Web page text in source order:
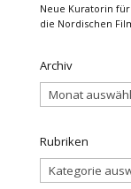
Neue Kuratorin
die Nordischen
Archiv
Archiv
Rubriken
Rubriken